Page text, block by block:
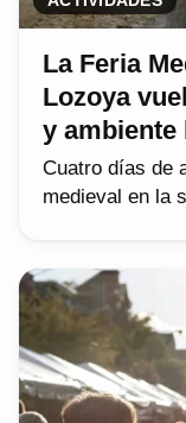
La Feria
Lozoya
y
Cuatro días de
medieval en la